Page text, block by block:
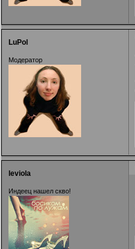
LuPol
Модератор
leviola
Индеец нашел скво!